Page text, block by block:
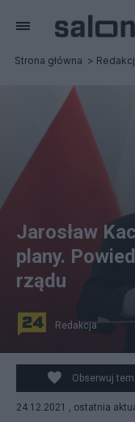
Strona główna
By Kancelaria
naukowa
2.0, https://
curid=75023413
Jarosław
plany.
rządu
Redakcja
Obserwuj
24.12.2021 , ostatnia